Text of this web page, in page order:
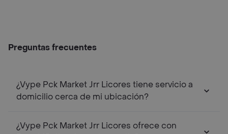
Preguntas frecuentes
¿Vype Pck Market Jrr Licores tiene servicio a
domicilio cerca de mi ubicación?
¿Vype Pck Market Jrr Licores ofrece con